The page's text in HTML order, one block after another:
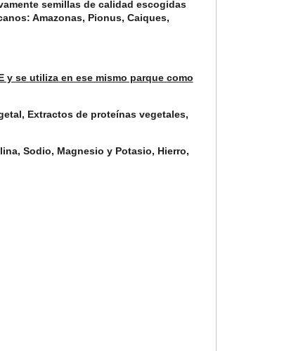
semillas de calidad escogidas
Amazonas, Pionus, Caiques,
y se utiliza en ese mismo parque como
Extractos de proteínas vegetales,
Sodio, Magnesio y Potasio, Hierro,